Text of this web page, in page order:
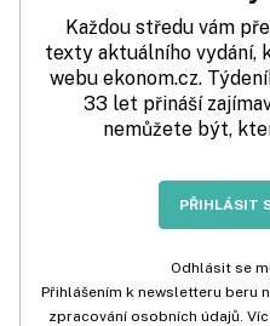
Každou středu vám
texty aktuálního vydání,
webu ekonom.cz.
33 let přináší
nemůžete být,
PŘIHLÁSIT
Odhlásit se
Přihlášením k newsletteru beru
zpracování osobních údajů.